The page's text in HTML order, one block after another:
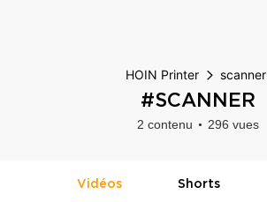
HOIN Printer scanner
#SCANNER
2 contenu 296 vues
Vidéos Shorts